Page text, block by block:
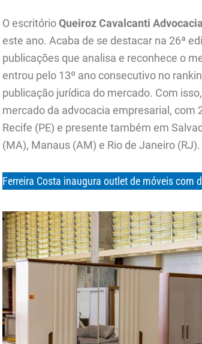
O escritórioQueiroz Cavalcanti Advocacia
este ano. Acaba de se destacar na 26ª
publicações que analisa e reconhece o
entrou pelo 13º ano consecutivo no
publicação jurídica do mercado. Com
mercado da advocacia empresarial, com
Recife (PE) e presente também em
(MA), Manaus (AM) e Rio de Janeiro (RJ).
Ferreira Costa inaugura outlet de móveis com